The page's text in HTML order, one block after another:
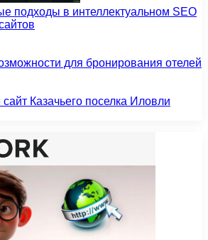
подходы в интеллектуальном SEO
для бронирования отелей
Казачьего поселка Иловли